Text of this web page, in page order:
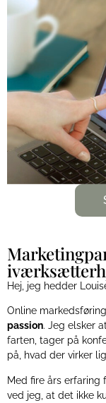
Hej, jeg hedder
Online
passion. Jeg elsker
farten, tager på
på, hvad der virker
Med fire års
ved jeg, at det ikke